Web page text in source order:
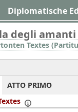
Diplomatische
degli amanti
Textes
ATTO PRIMO